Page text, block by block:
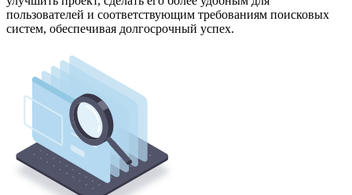
пользователей и соответствующим требованиям поисковых
систем, обеспечивая долгосрочный успех.